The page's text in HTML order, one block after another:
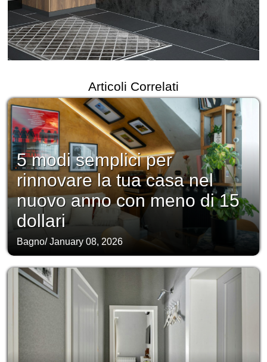
Articoli Correlati
5 modi semplici per
rinnovare la tua casa nel
nuovo anno con meno di 15
dollari
Bagno/January 08, 2026